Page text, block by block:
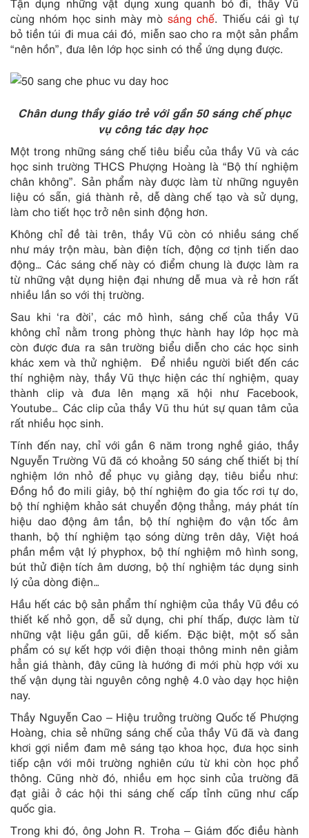
cùng nhóm học sinh mày mò sáng chế. Thiếu cái gì tự
bỏ tiền túi đi mua cái đó, miễn sao cho ra một sản phẩm
“nên hồn”, đưa lên lớp học sinh có thể ứng dụng được.
Chân dung thầy giáo trẻ với gần 50 sáng chế phục
vụ công tác dạy học
Một trong những sáng chế tiêu biểu của thầy Vũ và các
học sinh trường THCS Phượng Hoàng là “Bộ thí nghiệm
chân không”. Sản phẩm này được làm từ những nguyên
liệu có sẵn, giá thành rẻ, dễ dàng chế tạo và sử dụng,
làm cho tiết học trở nên sinh động hơn.
Không chỉ đề tài trên, thầy Vũ còn có nhiều sáng chế
như máy trộn màu, bàn điện tích, động cơ tịnh tiến dao
động… Các sáng chế này có điểm chung là được làm ra
từ những vật dụng hiện đại nhưng dễ mua và rẻ hơn rất
nhiều lần so với thị trường.
Sau khi ‘ra đời’, các mô hình, sáng chế của thầy Vũ
không chỉ nằm trong phòng thực hành hay lớp học mà
còn được đưa ra sân trường biểu diễn cho các học sinh
khác xem và thử nghiệm. Để nhiều người biết đến các
thí nghiệm này, thầy Vũ thực hiện các thí nghiệm, quay
thành clip và đưa lên mạng xã hội như Facebook,
Youtube… Các clip của thầy Vũ thu hút sự quan tâm của
rất nhiều học sinh.
Tính đến nay, chỉ với gần 6 năm trong nghề giáo, thầy
Nguyễn Trường Vũ đã có khoảng 50 sáng chế thiết bị thí
nghiệm lớn nhỏ để phục vụ giảng dạy, tiêu biểu như:
Đồng hồ đo mili giây, bộ thí nghiệm đo gia tốc rơi tự do,
bộ thí nghiệm khảo sát chuyển động thẳng, máy phát tín
hiệu dao động âm tần, bộ thí nghiệm đo vận tốc âm
thanh, bộ thí nghiệm tạo sóng dừng trên dây, Việt hoá
phần mềm vật lý phyphox, bộ thí nghiệm mô hình song,
bút thử điện tích âm dương, bộ thí nghiệm tác dụng sinh
lý của dòng điện…
Hầu hết các bộ sản phẩm thí nghiệm của thầy Vũ đều có
thiết kế nhỏ gọn, dễ sử dụng, chi phí thấp, được làm từ
những vật liệu gần gũi, dễ kiếm. Đặc biệt, một số sản
phẩm có sự kết hợp với điện thoại thông minh nên giảm
hẳn giá thành, đây cũng là hướng đi mới phù hợp với xu
thế vận dụng tài nguyên công nghệ 4.0 vào dạy học hiện
nay.
Thầy Nguyễn Cao – Hiệu trưởng trường Quốc tế Phượng
Hoàng, chia sẻ những sáng chế của thầy Vũ đã và đang
khơi gợi niềm đam mê sáng tạo khoa học, đưa học sinh
tiếp cận với môi trường nghiên cứu từ khi còn học phổ
thông. Cũng nhờ đó, nhiều em học sinh của trường đã
đạt giải ở các hội thi sáng chế cấp tỉnh cũng như cấp
quốc gia.
Trong khi đó, ông John R. Troha – Giám đốc điều hành